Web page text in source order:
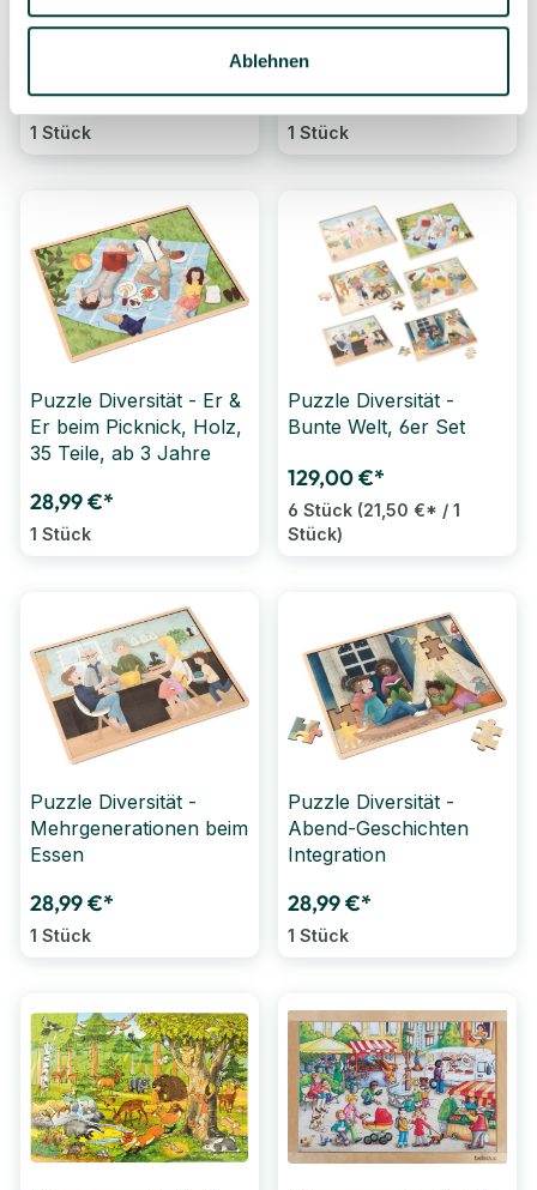
Ablehnen
Handicap im Zoo, Holz,
28,99 €*
1 Stück
Sie am Strand, Holz, 35
Teile, ab 3 Jahre
28,99 €*
1 Stück
Puzzle Diversität - Er &
Er beim Picknick, Holz,
35 Teile, ab 3 Jahre
28,99 €*
1 Stück
Puzzle Diversität -
Bunte Welt, 6er Set
129,00 €*
6 Stück (21,50 €* / 1
Stück)
Puzzle Diversität -
Mehrgenerationen beim
Essen
28,99 €*
1 Stück
Puzzle Diversität -
Abend-Geschichten
Integration
28,99 €*
1 Stück